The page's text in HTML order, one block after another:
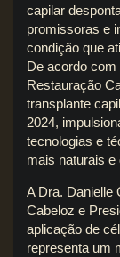
capilar
promissoras e
condição que
De acordo com
Restauração
transplante
2024,
tecnologias e
mais naturais e
A Dra. Danielle
Cabeloz e
aplicação de
representa um